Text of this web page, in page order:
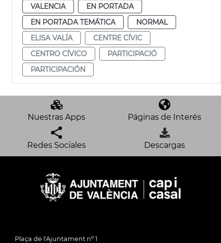
VALENCIA
EN PORTADA
EN PORTADA TEMÁTICA
NORMAL
ELISA VALÍA
CENTRE CÍVIC
CENTRO CÍVICO
PARTICIPACIÓ
PARTICIPACIÓN
Nuestras Apps Páginas de Interés
Redes Sociales Descargas
Plaça de l'Ajuntament nº 1